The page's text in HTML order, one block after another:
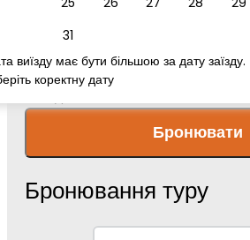
31
виїзду має бути більшою за дату заїзду.
коректну дату
Бронювати
Бронювання туру